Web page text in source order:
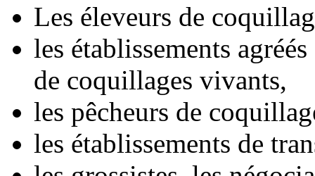
Les éleveurs de
les établissements
de coquillages vivants,
les pêcheurs de
les établissements de